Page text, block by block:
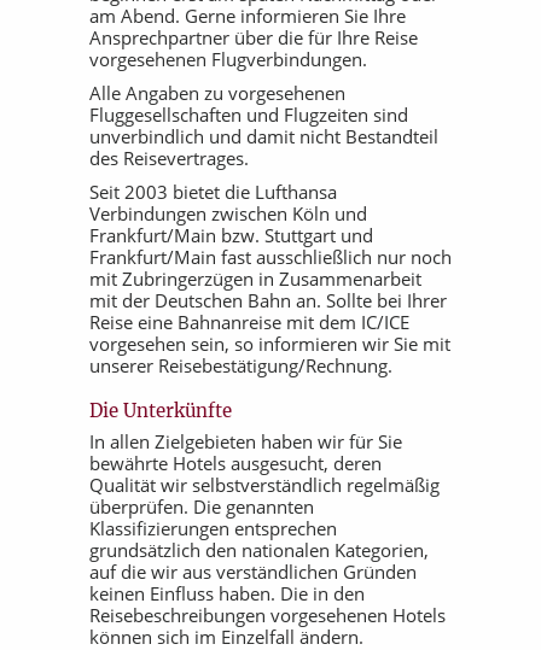
am Abend. Gerne informieren Sie Ihre
Ansprechpartner über die für Ihre Reise
vorgesehenen Flugverbindungen.
Alle Angaben zu vorgesehenen
Fluggesellschaften und Flugzeiten sind
unverbindlich und damit nicht Bestandteil
des Reisevertrages.
Seit 2003 bietet die Lufthansa
Verbindungen zwischen Köln und
Frankfurt/Main bzw. Stuttgart und
Frankfurt/Main fast ausschließlich nur noch
mit Zubringerzügen in Zusammenarbeit
mit der Deutschen Bahn an. Sollte bei Ihrer
Reise eine Bahnanreise mit dem IC/ICE
vorgesehen sein, so informieren wir Sie mit
unserer Reisebestätigung/Rechnung.
Die Unterkünfte
In allen Zielgebieten haben wir für Sie
bewährte Hotels ausgesucht, deren
Qualität wir selbstverständlich regelmäßig
überprüfen. Die genannten
Klassifizierungen entsprechen
grundsätzlich den nationalen Kategorien,
auf die wir aus verständlichen Gründen
keinen Einfluss haben. Die in den
Reisebeschreibungen vorgesehenen Hotels
können sich im Einzelfall ändern.